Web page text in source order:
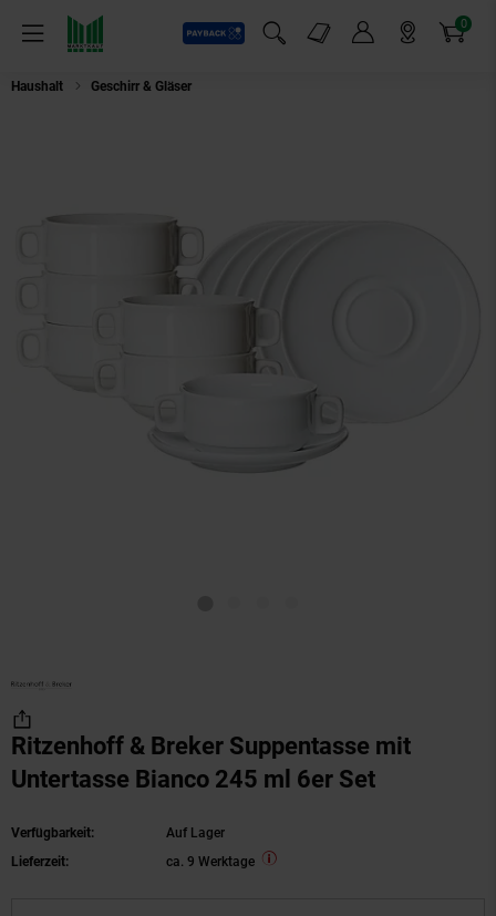
Menü
Payback
Suchfeld einblenden
Markt-Angebote 0
Artikel
Haushalt Geschirr & Gläser
Ritzenhoff & Breker Suppentasse mit
Untertasse Bianco 245 ml 6er Set
Verfügbarkeit:
Auf Lager
Lieferzeit:
ca. 9 Werktage